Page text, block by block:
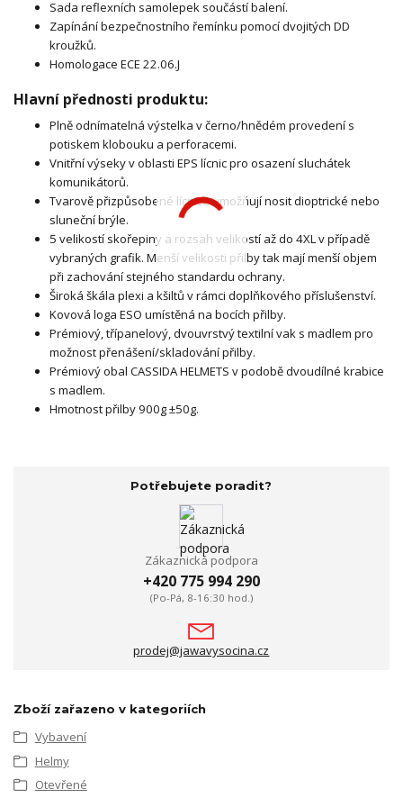
Sada reflexních samolepek součástí balení.
Zapínání bezpečnostního řemínku pomocí dvojitých DD
kroužků.
Homologace ECE 22.06.J
Hlavní přednosti produktu:
Plně odnímatelná výstelka v černo/hnědém provedení s
potiskem klobouku a perforacemi.
Vnitřní výseky v oblasti EPS lícnic pro osazení sluchátek
komunikátorů.
Tvarově přizpůsobené lícnice umožňují nosit dioptrické nebo
sluneční brýle.
5 velikostí skořepiny a rozsah velikostí až do 4XL v případě
vybraných grafik. Menší velikosti přilby tak mají menší objem
při zachování stejného standardu ochrany.
Široká škála plexi a kšiltů v rámci doplňkového příslušenství.
Kovová loga ESO umístěná na bocích přilby.
Prémiový, třípanelový, dvouvrstvý textilní vak s madlem pro
možnost přenášení/skladování přilby.
Prémiový obal CASSIDA HELMETS v podobě dvoudílné krabice
s madlem.
Hmotnost přilby 900g ±50g.
Potřebujete poradit?
Zákaznická podpora
+420 775 994 290
(Po-Pá, 8-16:30 hod.)
prodej@jawavysocina.cz
Zboží zařazeno v kategoriích
Vybavení
Helmy
Otevřené